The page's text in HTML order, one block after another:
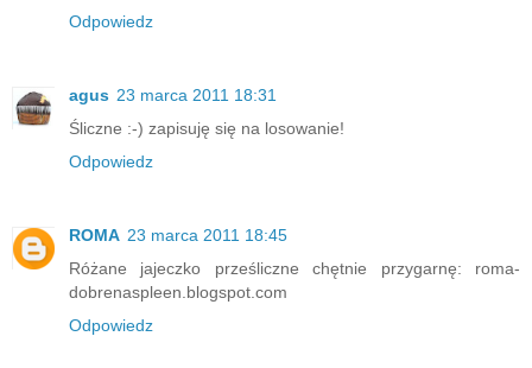
Odpowiedz
agus 23 marca 2011 18:31
Śliczne :-) zapisuję się na losowanie!
Odpowiedz
ROMA 23 marca 2011 18:45
Różane jajeczko prześliczne chętnie przygarnę: roma-
dobrenaspleen.blogspot.com
Odpowiedz